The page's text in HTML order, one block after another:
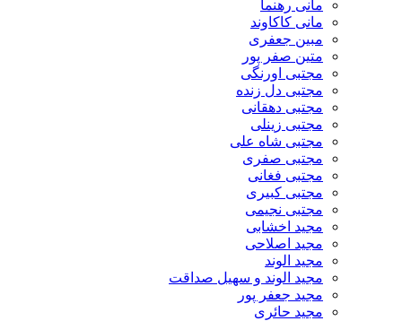
مانی رهنما
مانی کاکاوند
مبین جعفری
متین صفر پور
مجتبی اورنگی
مجتبی دل زنده
مجتبی دهقانی
مجتبی زینلی
مجتبی شاه علی
مجتبی صفری
مجتبی فغانی
مجتبی کبیری
مجتبی نجیمی
مجید اخشابی
مجید اصلاحی
مجید الوند‎
مجید الوند و سهیل صداقت
مجید جعفر پور
مجید حائری